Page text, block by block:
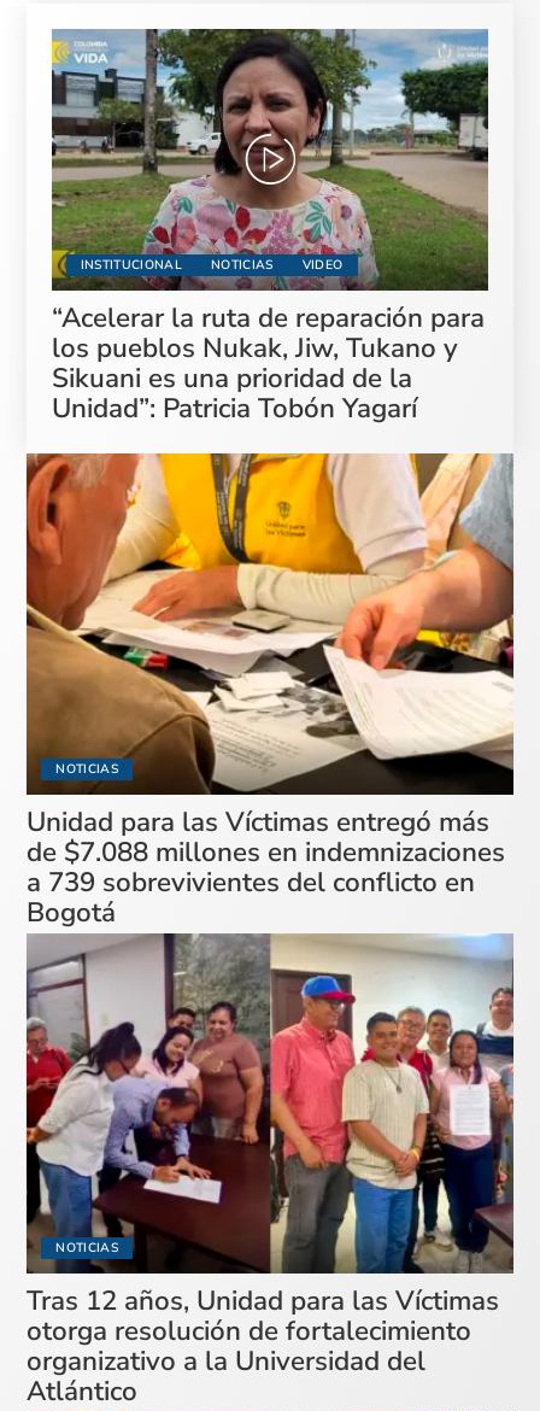
INSTITUCIONAL NOTICIAS VIDEO
“Acelerar la ruta de reparación para
los pueblos Nukak, Jiw, Tukano y
Sikuani es una prioridad de la
Unidad”: Patricia Tobón Yagarí
NOTICIAS
Unidad para las Víctimas entregó más
de $7.088 millones en indemnizaciones
a 739 sobrevivientes del conflicto en
Bogotá
NOTICIAS
Tras 12 años, Unidad para las Víctimas
otorga resolución de fortalecimiento
organizativo a la Universidad del
Atlántico